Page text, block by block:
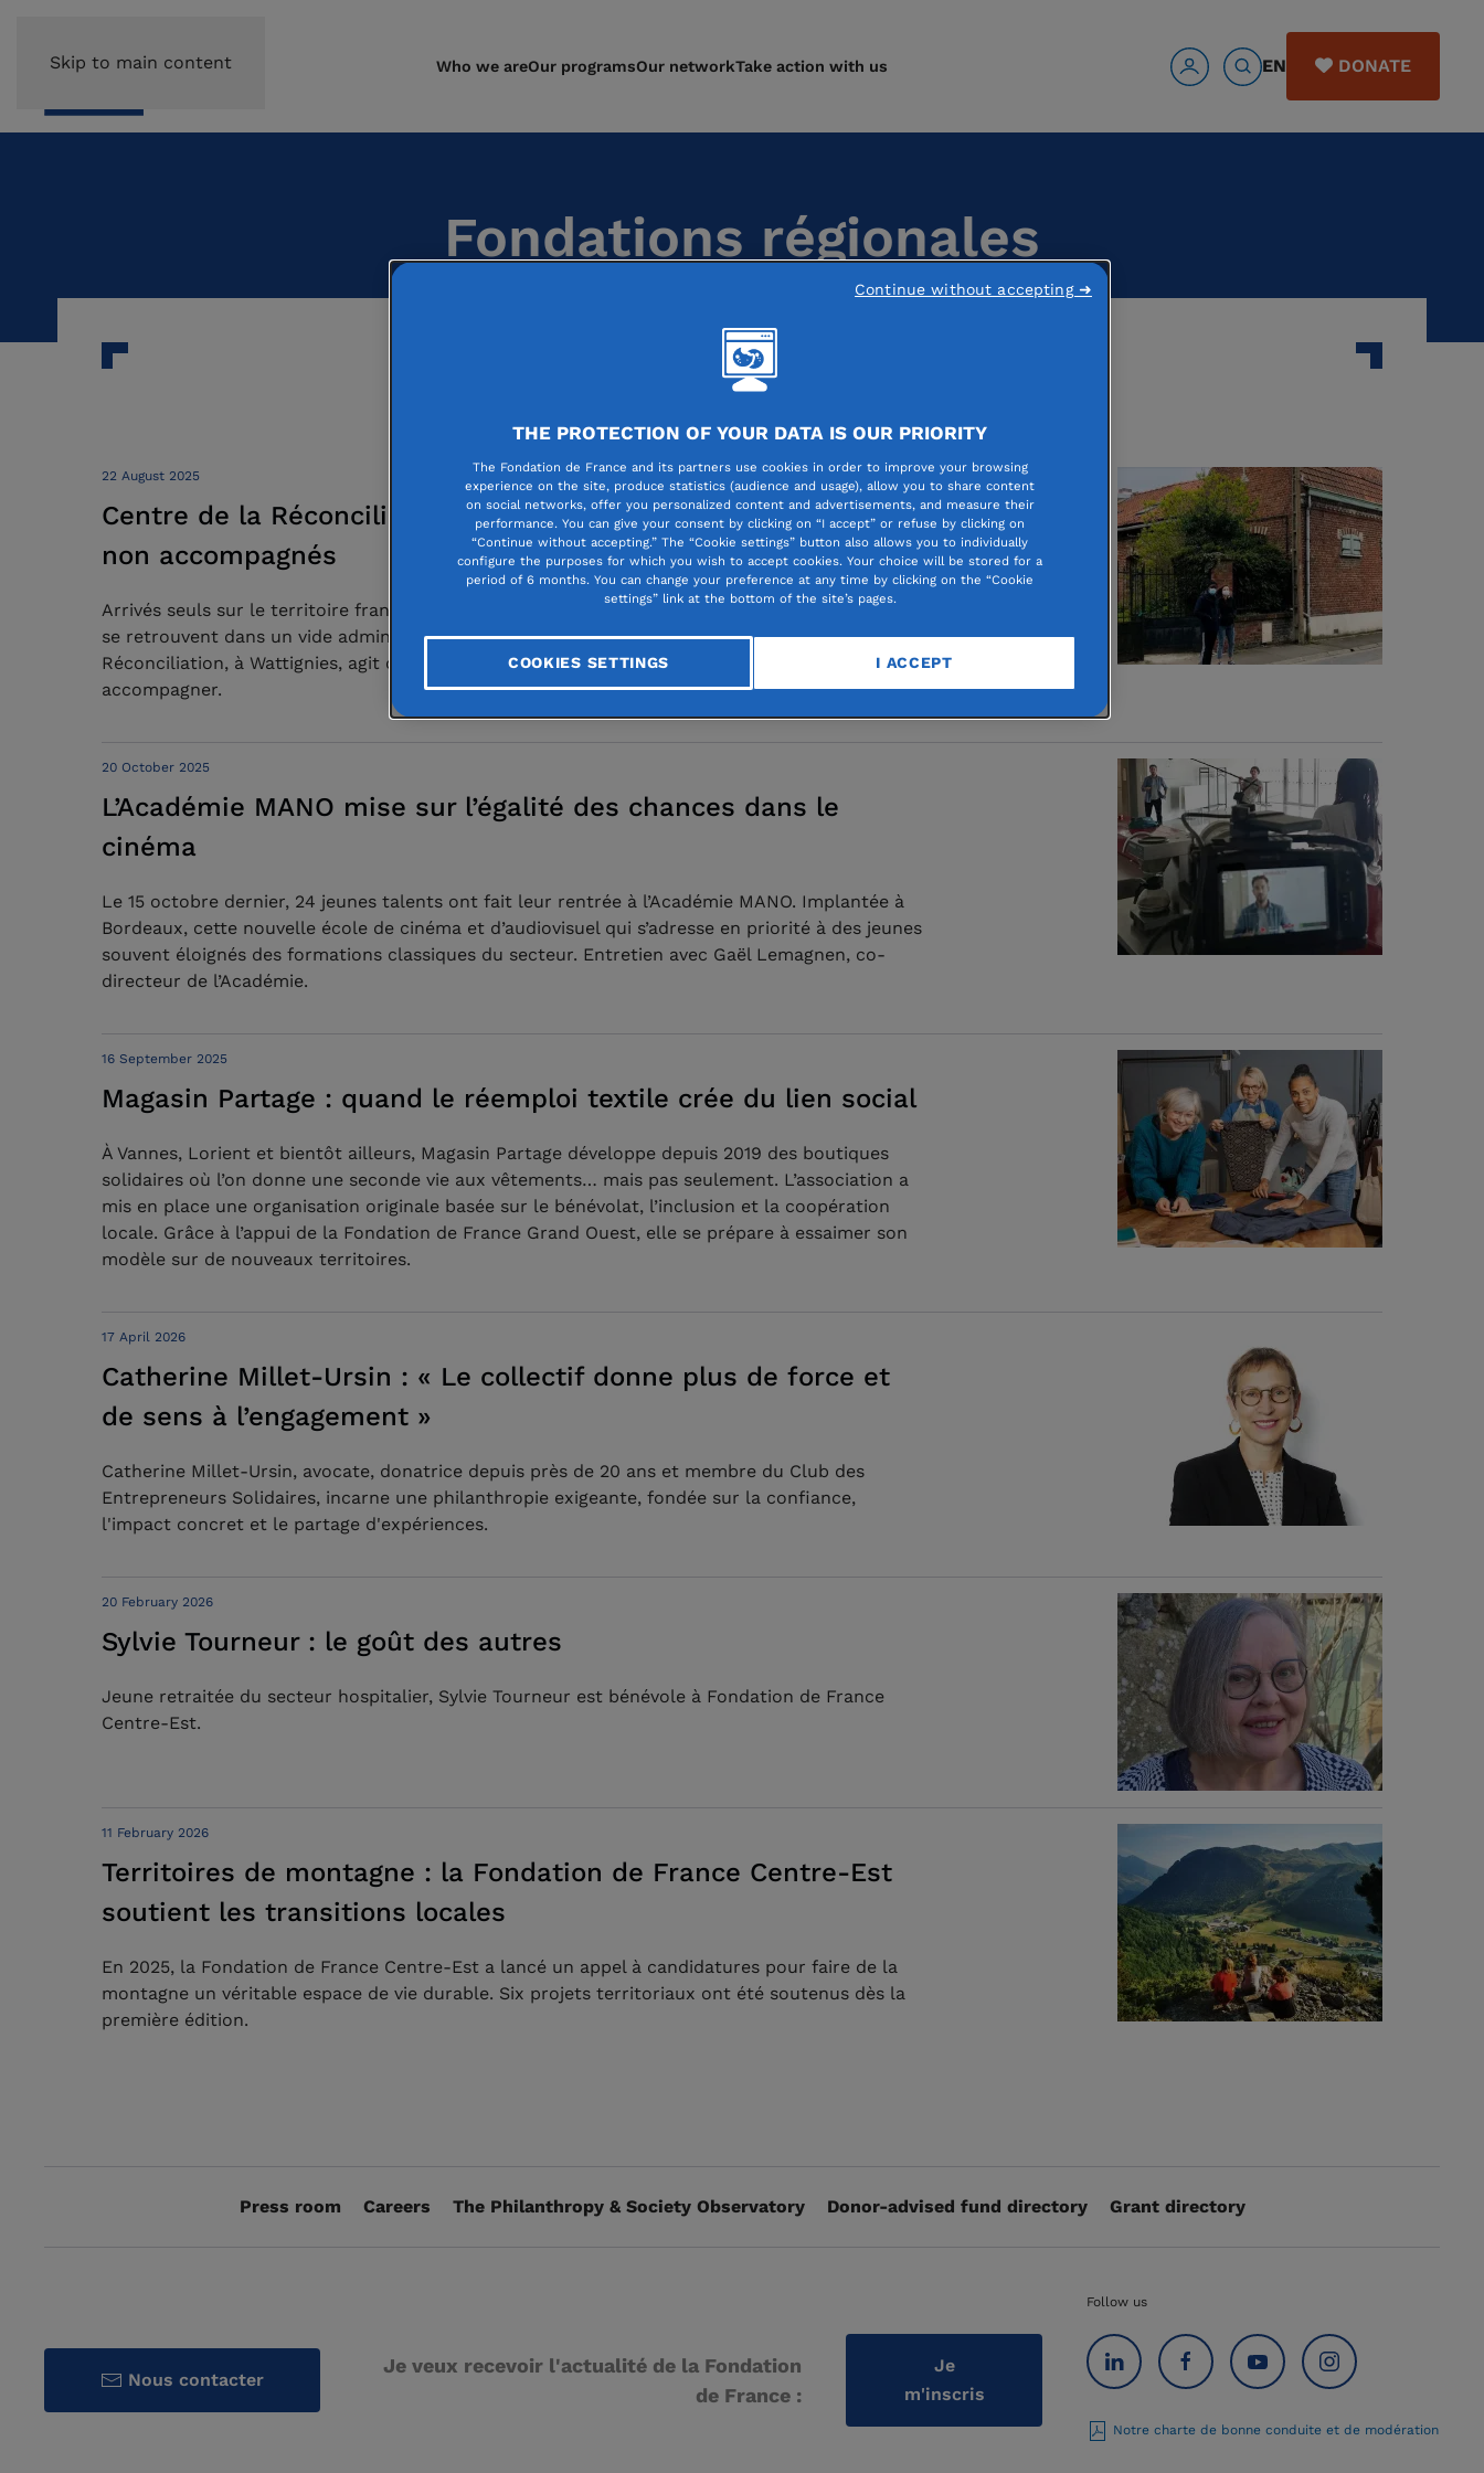
Skip to main content Who we areOur programsOur networkTake action with us EN DONATE
Fondations régionales
22 August 2025
Centre de la Réconciliation à Wattignies : protéger les mineurs
non accompagnés
Arrivés seuls sur le territoire français, sans famille ni ressources, les mineurs non accompagnés
se retrouvent dans un vide administratif et social. Face à cette urgence, le Centre de la
Réconciliation, à Wattignies, agit concrètement depuis 1998 pour les protéger et les
accompagner.
20 October 2025
L’Académie MANO mise sur l’égalité des chances dans le
cinéma
Le 15 octobre dernier, 24 jeunes talents ont fait leur rentrée à l’Académie MANO. Implantée à
Bordeaux, cette nouvelle école de cinéma et d’audiovisuel qui s’adresse en priorité à des jeunes
souvent éloignés des formations classiques du secteur. Entretien avec Gaël Lemagnen, co-
directeur de l’Académie.
16 September 2025
Magasin Partage : quand le réemploi textile crée du lien social
À Vannes, Lorient et bientôt ailleurs, Magasin Partage développe depuis 2019 des boutiques
solidaires où l’on donne une seconde vie aux vêtements… mais pas seulement. L’association a
mis en place une organisation originale basée sur le bénévolat, l’inclusion et la coopération
locale. Grâce à l’appui de la Fondation de France Grand Ouest, elle se prépare à essaimer son
modèle sur de nouveaux territoires.
17 April 2026
Catherine Millet-Ursin : « Le collectif donne plus de force et
de sens à l’engagement »
Catherine Millet-Ursin, avocate, donatrice depuis près de 20 ans et membre du Club des
Entrepreneurs Solidaires, incarne une philanthropie exigeante, fondée sur la confiance,
l'impact concret et le partage d'expériences.
20 February 2026
Sylvie Tourneur : le goût des autres
Jeune retraitée du secteur hospitalier, Sylvie Tourneur est bénévole à Fondation de France
Centre-Est.
11 February 2026
Territoires de montagne : la Fondation de France Centre-Est
soutient les transitions locales
En 2025, la Fondation de France Centre-Est a lancé un appel à candidatures pour faire de la
montagne un véritable espace de vie durable. Six projets territoriaux ont été soutenus dès la
première édition.
Press room Careers The Philanthropy & Society Observatory Donor-advised fund directory Grant directory
Nous contacter
Je veux recevoir l'actualité de la Fondation
de France :
Je
m'inscris
Follow us
Notre charte de bonne conduite et de modération
THE PROTECTION OF YOUR DATA IS OUR PRIORITY
The Fondation de France and its partners use cookies in order to improve your browsing
experience on the site, produce statistics (audience and usage), allow you to share content
on social networks, offer you personalized content and advertisements, and measure their
performance. You can give your consent by clicking on “I accept” or refuse by clicking on
“Continue without accepting.” The “Cookie settings” button also allows you to individually
configure the purposes for which you wish to accept cookies. Your choice will be stored for a
period of 6 months. You can change your preference at any time by clicking on the “Cookie
settings” link at the bottom of the site’s pages.
COOKIES SETTINGS I ACCEPT
Continue without accepting ➜